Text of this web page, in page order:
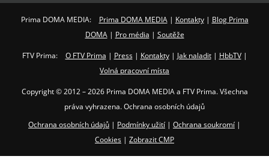
Prima DOMA MEDIA: Prima DOMA MEDIA| Kontakty| Blog Prima
DOMA| Pro média | Soutěže
FTV Prima: O FTV Prima | Press| Kontakty| Jak naladit| HbbTV|
Volná pracovní místa
Copyright © 2012 – 2026 Prima DOMA MEDIA a FTV Prima. Všechna
práva vyhrazena. Ochrana osobních údajů
Ochrana osobních údajů | Podmínky užití | Ochrana soukromí |
Cookies | Zobrazit CMP